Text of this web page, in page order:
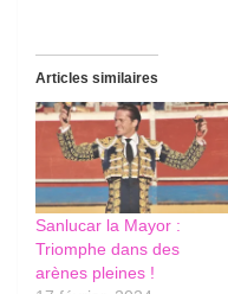
Articles similaires
Sanlucar la Mayor :
Triomphe dans des
arènes pleines !